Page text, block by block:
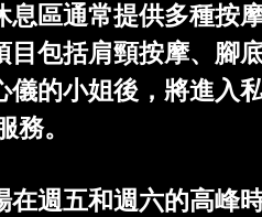
息區通常提供多種按
包括肩頸按摩、腳底
儀的小姐後，將進入
務。
在週五和週六的高峰